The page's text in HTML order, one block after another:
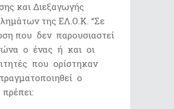
και Διεξαγωγής
της ΕΛ.Ο.Κ. “Σε
που δεν παρουσιαστεί
ο ένας ή και οι
που ορίστηκαν
ο